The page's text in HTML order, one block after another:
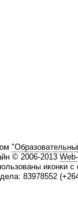
© 2006-2013
иконки с
83978552